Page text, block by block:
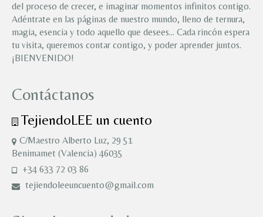
del proceso de crecer, e imaginar momentos infinitos contigo.
Adéntrate en las páginas de nuestro mundo, lleno de ternura,
magia, esencia y todo aquello que desees… Cada rincón espera
tu visita, queremos contar contigo, y poder aprender juntos.
¡BIENVENIDO!
Contáctanos
TejiendoLEE un cuento
C/Maestro Alberto Luz, 29 51
Benimamet (Valencia) 46035
+34 633 72 03 86
tejiendoleeuncuento@gmail.com